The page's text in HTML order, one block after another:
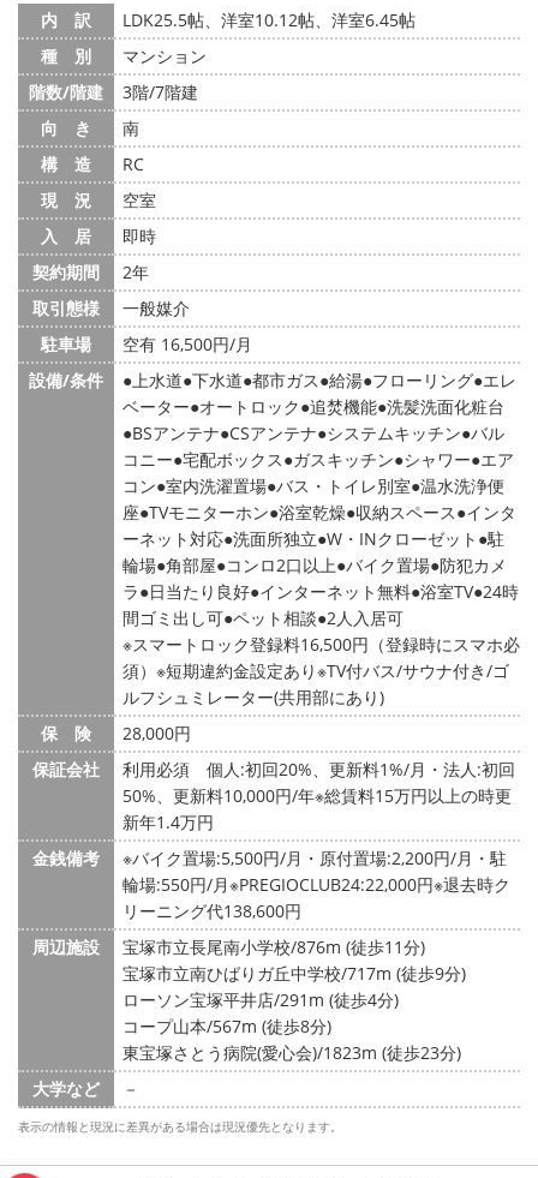
内 訳
LDK25.5帖、洋室10.12帖、洋室6.45帖
種 別
マンション
階数/階建
3階/7階建
向 き
南
構 造
RC
現 況
空室
入 居
即時
契約期間
2年
取引態様
一般媒介
駐車場
空有 16,500円/月
設備/条件
上水道 下水道 都市ガス 給湯 フローリング エレ
ベーター オートロック 追焚機能 洗髪洗面化粧台
BSアンテナ CSアンテナ システムキッチン バル
コニー 宅配ボックス ガスキッチン シャワー エア
コン 室内洗濯置場 バス・トイレ別室 温水洗浄便
座 TVモニターホン 浴室乾燥 収納スペース インタ
ーネット対応 洗面所独立 W・INクローゼット 駐
輪場 角部屋 コンロ2口以上 バイク置場 防犯カメ
ラ
日当たり良好 インターネット無料 浴室TV 24時
間ゴミ出し可 ペット相談 2人入居可
※スマートロック登録料16,500円（登録時にスマホ必
須）※短期違約金設定あり※TV付バス/サウナ付き/ゴ
ルフシュミレーター(共用部にあり)
保 険
28,000円
保証会社
利用必須 個人:初回20%、更新料1%/月・法人:初回
50%、更新料10,000円/年※総賃料15万円以上の時更
新年1.4万円
金銭備考
※バイク置場:5,500円/月・原付置場:2,200円/月・駐
輪場:550円/月※PREGIOCLUB24:22,000円※退去時ク
リーニング代138,600円
周辺施設
宝塚市立長尾南小学校/876m (徒歩11分)
宝塚市立南ひばりガ丘中学校/717m (徒歩9分)
ローソン宝塚平井店/291m (徒歩4分)
コープ山本/567m (徒歩8分)
東宝塚さとう病院(愛心会)/1823m (徒歩23分)
大学など
－
表示の情報と現況に差異がある場合は現況優先となります。